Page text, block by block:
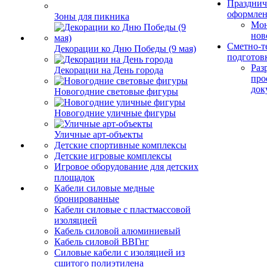
Зоны для пикника
Декорации ко Дню Победы (9 мая)
Декорации на День города
Новогодние световые фигуры
Новогодние уличные фигуры
Уличные арт-объекты
Детские спортивные комплексы
Детские игровые комплексы
Игровое оборудование для детских
площадок
Кабели силовые медные
бронированные
Кабели силовые с пластмассовой
изоляцией
Кабель силовой алюминиевый
Кабель силовой ВВГнг
Силовые кабели с изоляцией из
сшитого полиэтилена
Сметно-